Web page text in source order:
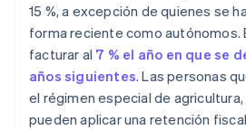
15 %, a excepción de quienes se
forma reciente como autónomos.
facturar al 7 % el año en que se
años siguientes. Las personas
el régimen especial de
pueden aplicar una retención